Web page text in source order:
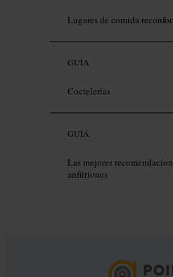
Lugares de comida
GUÍA
Coctelerías
GUÍA
Las mejores
anfitriones